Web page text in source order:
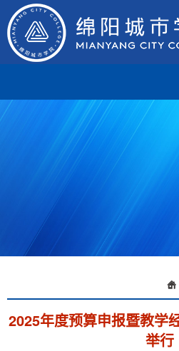
2025年度预算申报暨教学
举行